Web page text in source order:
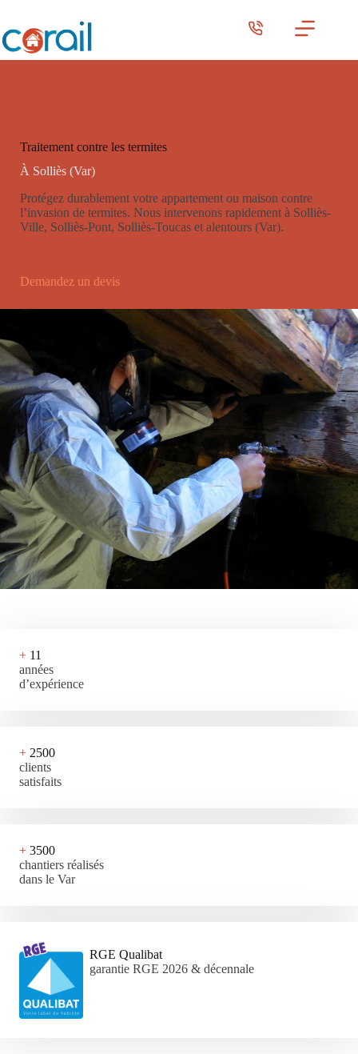
contenu
Traitement contre les termites
À Solliès (Var)
Protégez durablement votre appartement ou maison contre
l’invasion de termites. Nous intervenons rapidement à Solliès-
Ville, Solliès-Pont, Solliès-Toucas et alentours (Var).
Demandez un devis
+ 11
années
d’expérience
+ 2500
clients
satisfaits
+ 3500
chantiers réalisés
dans le Var
RGE Qualibat
garantie RGE 2026 & décennale